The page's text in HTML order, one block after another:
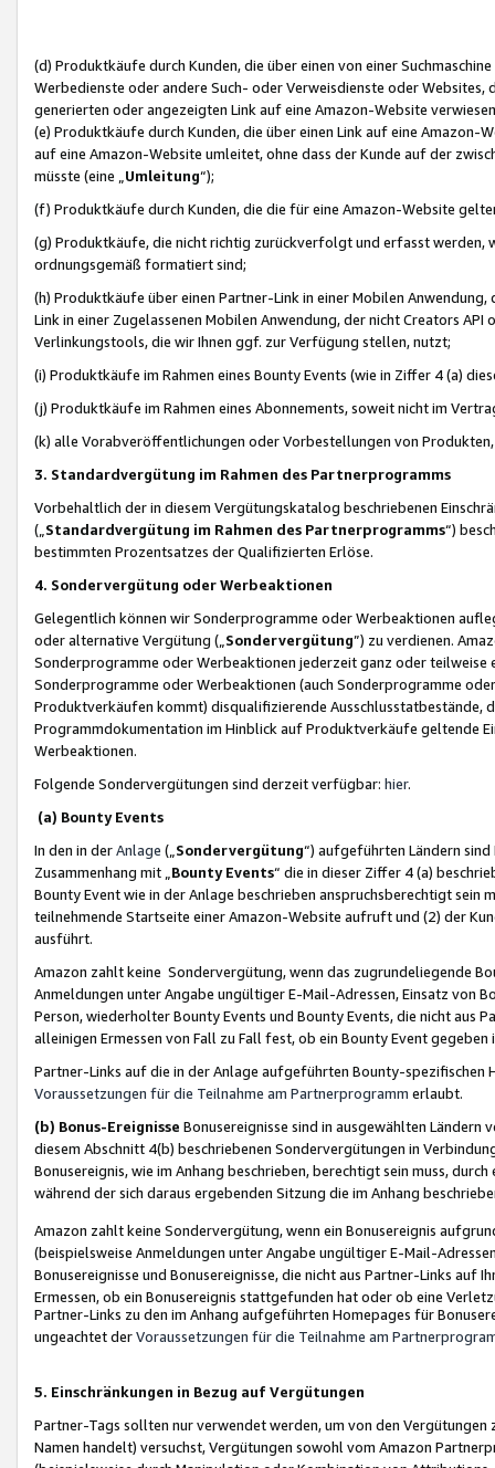
(d) Produktkäufe durch Kunden, die über einen von einer
Werbedienste oder andere Such- oder Verweisdienste oder Websites,
generierten oder angezeigten Link auf eine Amazon-Website
(e) Produktkäufe durch Kunden, die über einen Link auf eine
auf eine Amazon-Website umleitet, ohne dass der Kunde auf der
müsste (eine „ Umleitung“);
(f) Produktkäufe durch Kunden, die die für eine Amazon-Website
(g) Produktkäufe, die nicht richtig zurückverfolgt und erfasst werden,
ordnungsgemäß formatiert sind;
(h) Produktkäufe über einen Partner-Link in einer Mobilen
Link in einer Zugelassenen Mobilen Anwendung, der nicht Creators
Verlinkungstools, die wir Ihnen ggf. zur Verfügung stellen, nutzt;
(i) Produktkäufe im Rahmen eines Bounty Events (wie in Ziffer 4 (a)
(j) Produktkäufe im Rahmen eines Abonnements, soweit nicht im
(k) alle Vorabveröffentlichungen oder Vorbestellungen von
3. Standardvergütung im Rahmen des Partnerprogramms
Vorbehaltlich der in diesem Vergütungskatalog beschriebenen
(„ Standardvergütung im Rahmen des Partnerprogramms“)
bestimmten Prozentsatzes der Qualifizierten Erlöse.
4. Sondervergütung oder Werbeaktionen
Gelegentlich können wir Sonderprogramme oder Werbeaktionen
oder alternative Vergütung („ Sondervergütung”) zu verdienen.
Sonderprogramme oder Werbeaktionen jederzeit ganz oder
Sonderprogramme oder Werbeaktionen (auch Sonderprogramme
Produktverkäufen kommt) disqualifizierende Ausschlusstatbestände,
Programmdokumentation im Hinblick auf Produktverkäufe geltende
Werbeaktionen.
Folgende Sondervergütungen sind derzeit verfügbar: hier.
(a) Bounty Events
In den in derAnlage („ Sondervergütung“) aufgeführten Ländern
Zusammenhang mit „ Bounty Events“ die in dieser Ziffer 4 (a)
Bounty Event wie in der Anlage beschrieben anspruchsberechtigt sein
teilnehmende Startseite einer Amazon-Website aufruft und (2) der
ausführt.
Amazon zahlt keine Sondervergütung, wenn das zugrundeliegende
Anmeldungen unter Angabe ungültiger E-Mail-Adressen, Einsatz von
Person, wiederholter Bounty Events und Bounty Events, die nicht
alleinigen Ermessen von Fall zu Fall fest, ob ein Bounty Event
Partner-Links auf die in der Anlage aufgeführten Bounty-spezifischen
Voraussetzungen für die Teilnahme am Partnerprogramm erlaubt.
(b) Bonus-Ereignisse Bonusereignisse sind in ausgewählten Ländern
diesem Abschnitt 4(b) beschriebenen Sondervergütungen in
Bonusereignis, wie im Anhang beschrieben, berechtigt sein muss,
während der sich daraus ergebenden Sitzung die im Anhang
Amazon zahlt keine Sondervergütung, wenn ein Bonusereignis
(beispielsweise Anmeldungen unter Angabe ungültiger E-Mail-
Bonusereignisse und Bonusereignisse, die nicht aus Partner-Links auf
Ermessen, ob ein Bonusereignis stattgefunden hat oder ob eine
Partner-Links zu den im Anhang aufgeführten Homepages für
ungeachtet derVoraussetzungen für die Teilnahme am
5. Einschränkungen in Bezug auf Vergütungen
Partner-Tags sollten nur verwendet werden, um von den
Namen handelt) versuchst, Vergütungen sowohl vom Amazon